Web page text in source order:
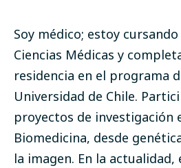
Soy médico; estoy
Ciencias Médicas y
residencia en el programa
Universidad de Chile.
proyectos de investigación
Biomedicina, desde
la imagen. En la